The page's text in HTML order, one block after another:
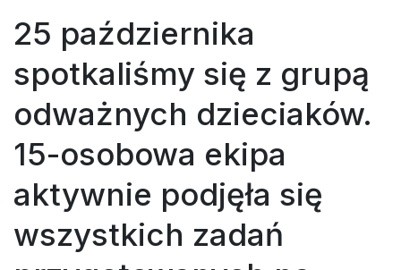
25 października
spotkaliśmy się z grupą
odważnych dzieciaków.
15-osobowa ekipa
aktywnie podjęła się
wszystkich zadań